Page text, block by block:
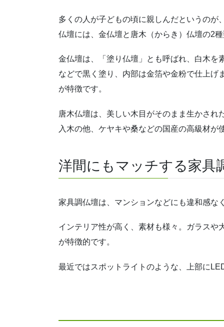
多くの人が子どもの頃に親しんだというのが
仏壇には、 金仏壇と唐木（からき）仏壇の2
金仏壇は、「塗り仏壇」とも呼ばれ、白木を
などで黒く塗り、内部は金箔や金粉で仕上げ
が特徴です。
唐木仏壇は、美しい木目がそのまま生かさ
入木の他、ケヤキや桑などの国産の高級材が
洋間にもマッチする家具
家具調仏壇は、 マンションなどにも違和感な
インテリア性が高く、素材も様々。ガラスや
が特徴的です。
最近ではスポットライトのような、上部に